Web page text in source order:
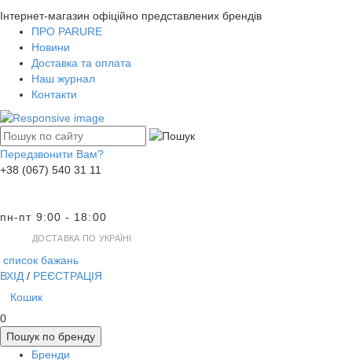
Інтернет-магазин офіційно представлених брендів
ПРО PARURE
Новини
Доставка та оплата
Наш журнал
Контакти
Передзвонити Вам?
+38 (067) 540 31 11
пн-пт 9:00 - 18:00
ДОСТАВКА ПО УКРАЇНІ
список бажань
ВХІД / РЕЄСТРАЦІЯ
Кошик
0
Пошук по бренду
Бренди